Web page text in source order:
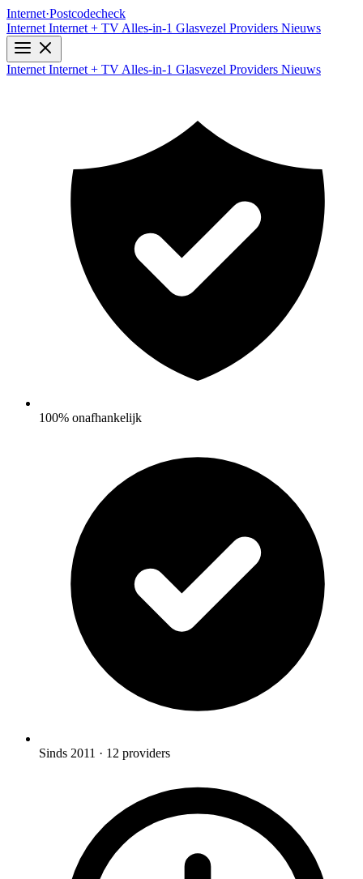
Internet·Postcodecheck
Internet Internet + TV Alles-in-1 Glasvezel Providers Nieuws
Internet Internet + TV Alles-in-1 Glasvezel Providers Nieuws
100% onafhankelijk
Sinds 2011 · 12 providers